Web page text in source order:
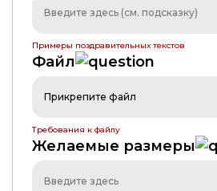
Примеры поздравительных текстов
Файл
Прикрепите файл
Требования к файлу
Желаемые размеры